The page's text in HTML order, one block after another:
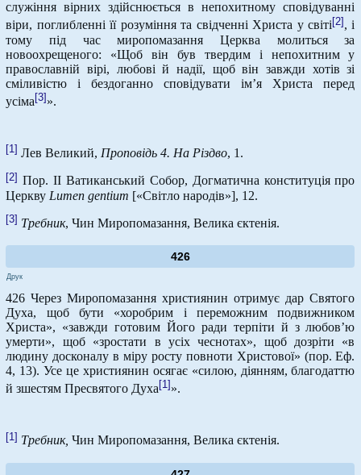
служіння вірних здійснюється в непохитному сповідуванні
віри, поглибленні її розуміння та свідченні Христа у світі[2], і
тому під час миропомазання Церква молиться за
новоохрещеного: «Щоб він був твердим і непохитним у
православній вірі, любові й надії, щоб він завжди хотів зі
сміливістю і бездоганно сповідувати ім’я Христа перед
усіма[3]».
[1] Лев Великий, Проповідь 4. На Різдво, 1.
[2] Пор. ІІ Ватиканський Собор, Догматична конституція про
Церкву Lumen gentium [«Світло народів»], 12.
[3] Требник, Чин Миропомазання, Велика єктенія.
426
Друк
426 Через Миропомазання християнин отримує дар Святого
Духа, щоб бути «хоробрим і переможним подвижником
Христа», «завжди готовим Його ради терпіти й з любов’ю
умерти», щоб «зростати в усіх чеснотах», щоб дозріти «в
людину досконалу в міру росту повноти Христової» (пор. Еф.
4, 13). Усе це християнин осягає «силою, діянням, благодаттю
й зшестям Пресвятого Духа [1] ».
[1] Требник,Чин Миропомазання, Велика єктенія.